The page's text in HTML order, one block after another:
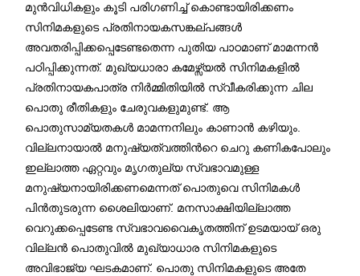
മുന്‍വിധികളും കൂടി പരിഗണിച്ച് കൊണ്ടായിരിക്കണം
സിനിമകളുടെ പ്രതിനായകസങ്കല്പങ്ങള്‍
അവതരിപ്പിക്കപ്പെടേണ്ടതെന്ന പുതിയ പാഠമാണ് മാമന്നന്‍
പഠിപ്പിക്കുന്നത്. മുഖ്യധാരാ കമേഴ്സ്യല്‍ സിനിമകളില്‍
പ്രതിനായകപാത്ര നിര്‍മ്മിതിയില്‍ സ്വീകരിക്കുന്ന ചില
പൊതു രീതികളും ചേരുവകളുമുണ്ട്. ആ
പൊതുസാമ്യതകള്‍ മാമന്നനിലും കാണാന്‍ കഴിയും.
വില്ലനായാല്‍ മനുഷ്യത്വത്തിന്‍റെ ചെറു കണികപോലും
ഇല്ലാത്ത ഏറ്റവും മൃഗതുല്യ സ്വഭാവമുള്ള
മനുഷ്യനായിരിക്കണമെന്നത് പൊതുവെ സിനിമകള്‍
പിന്‍തുടരുന്ന ശെെലിയാണ്. മനസാക്ഷിയില്ലാത്ത
വെറുക്കപ്പെടേണ്ട സ്വഭാവവെെകൃതത്തിന് ഉടമയായ് ഒരു
വില്ലന്‍ പൊതുവില്‍ മുഖ്യാധാര സിനിമകളുടെ
അവിഭാജ്യ ഘടകമാണ്. പൊതു സിനിമകളുടെ അതേ